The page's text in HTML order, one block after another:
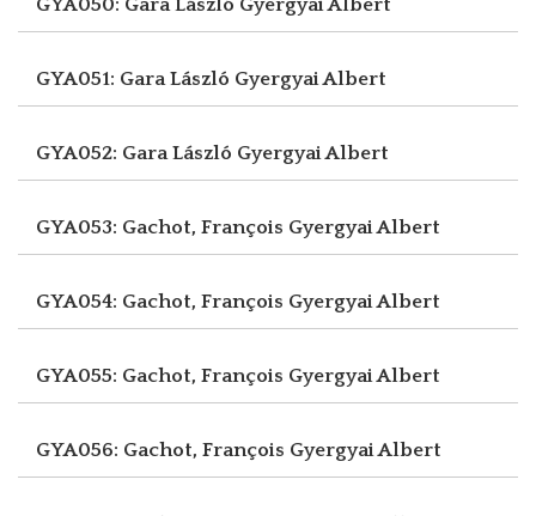
GYA050: Gara László Gyergyai Albert
GYA051: Gara László Gyergyai Albert
GYA052: Gara László Gyergyai Albert
GYA053: Gachot, François Gyergyai Albert
GYA054: Gachot, François Gyergyai Albert
GYA055: Gachot, François Gyergyai Albert
GYA056: Gachot, François Gyergyai Albert